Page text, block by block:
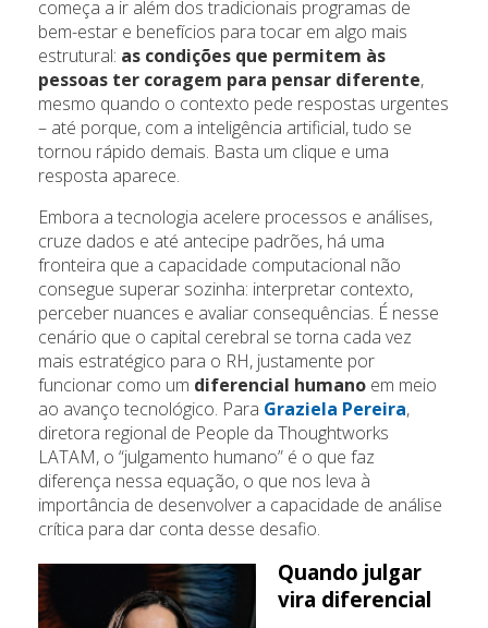
começa a ir além dos tradicionais programas de
bem-estar e benefícios para tocar em algo mais
estrutural: as condições que permitem às
pessoas ter coragem para pensar diferente,
mesmo quando o contexto pede respostas urgentes
– até porque, com a inteligência artificial, tudo se
tornou rápido demais. Basta um clique e uma
resposta aparece.
Embora a tecnologia acelere processos e análises,
cruze dados e até antecipe padrões, há uma
fronteira que a capacidade computacional não
consegue superar sozinha: interpretar contexto,
perceber nuances e avaliar consequências. É nesse
cenário que o capital cerebral se torna cada vez
mais estratégico para o RH, justamente por
funcionar como um diferencial humano em meio
ao avanço tecnológico. Para Graziela Pereira,
diretora regional de People da Thoughtworks
LATAM, o “julgamento humano” é o que faz
diferença nessa equação, o que nos leva à
importância de desenvolver a capacidade de análise
crítica para dar conta desse desafio.
Quando julgar
vira diferencial